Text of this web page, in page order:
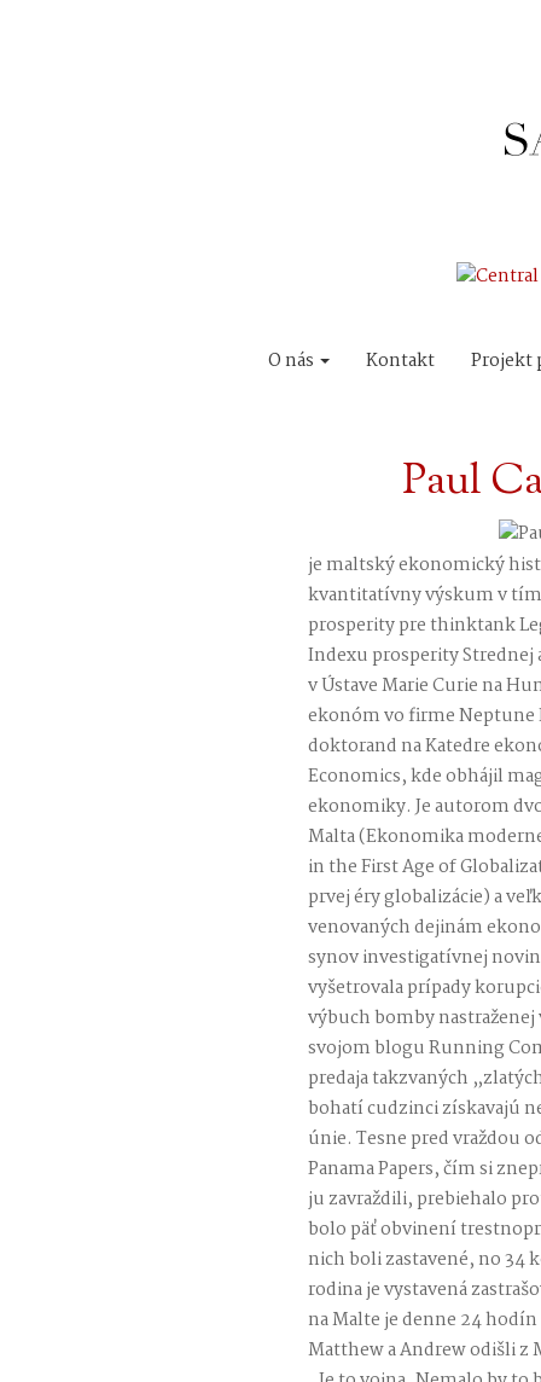
O nás Kontakt Projekt
Paul
je maltský ekonomický
kvantitatívny výskum v
prosperity pre thinktank
Indexu prosperity Strednej
v Ústave Marie Curie na
ekonóm vo firme Neptune
doktorand na Katedre
Economics, kde obhájil
ekonomiky. Je autorom
Malta (Ekonomika
in the First Age of
prvej éry globalizácie) a
venovaných dejinám
synov investigatívnej
vyšetrovala prípady
výbuch bomby nastraženej
svojom blogu Running
predaja takzvaných
bohatí cudzinci získavajú
únie. Tesne pred vraždou
Panama Papers, čím si
ju zavraždili, prebiehalo
bolo päť obvinení
nich boli zastavené, no 34
rodina je vystavená
na Malte je denne 24
Matthew a Andrew odišli z